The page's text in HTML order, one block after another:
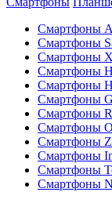
Смартфоны
Смартфоны
Смартфоны
Смартфоны
Смартфоны
Смартфоны
Смартфоны
Смартфоны
Смартфоны
Смартфоны
Смартфоны
Смартфоны